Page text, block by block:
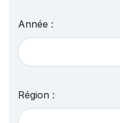
Année :
Région :